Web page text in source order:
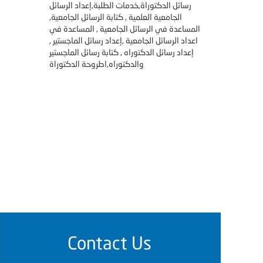
رسائل الدكتوراة,خدمات الطلبة,إعداد الرسائل
الجامعية العلمية , كتابة الرسائل الجامعية,
المساعدة في الرسائل الجامعية , المساعدة في
اعداد الرسائل الجامعية ,إعداد رسائل الماجستير ,
إعداد رسائل الدكتوراه , كتابة رسائل الماجستير
والدكتوراه,اطروحة الدكتوراة
Contact Us